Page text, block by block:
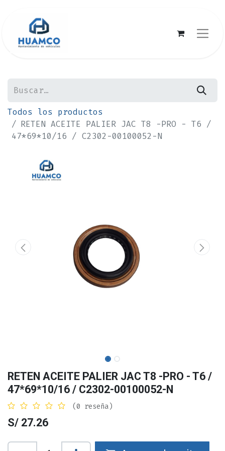
Todos los productos
RETEN ACEITE PALIER JAC T8 -PRO - T6 /
47*69*10/16 / C2302-00100052-N
RETEN ACEITE PALIER JAC T8 -PRO - T6 /
47*69*10/16 / C2302-00100052-N
(0 reseña)
S/ 27.26